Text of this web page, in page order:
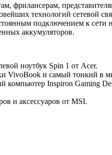
фрилансерам,
технологий
подключением к
аккумуляторов.
ноутбук Spin 1 от Acer.
VivoBook и самый тонкий в
компьютер Inspiron Gaming
и аксессуаров от MSI.